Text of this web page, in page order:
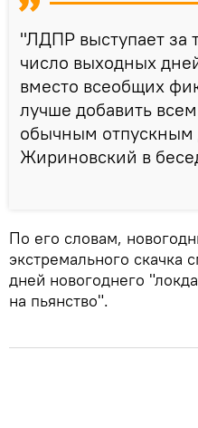
"ЛДПР выступает за
число выходных
вместо всеобщих
лучше добавить
обычным отпускным
Жириновский в
По его словам,
экстремального скачка
дней новогоднего
на пьянство".